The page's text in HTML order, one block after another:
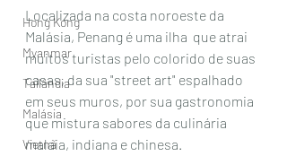
Hong Kong
Myanmar
Tailândia
Malásia
Vietnã
Localizada na costa noroeste da
Malásia, Penang é uma ilha  que atrai
muitos turistas pelo colorido de suas
casas, da sua "street art" espalhado
em seus muros, por sua gastronomia
que mistura sabores da culinária
malaia, indiana e chinesa.